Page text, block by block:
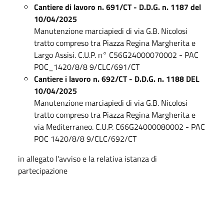
Cantiere di lavoro n. 691/CT - D.D.G. n. 1187 del
10/04/2025
Manutenzione marciapiedi di via G.B. Nicolosi
tratto compreso tra Piazza Regina Margherita e
Largo Assisi. C.U.P. n° C56G24000070002 - PAC
POC_1420/8/8 9/CLC/691/CT
Cantiere i lavoro n. 692/CT - D.D.G. n. 1188 DEL
10/04/2025
Manutenzione marciapiedi di via G.B. Nicolosi
tratto compreso tra Piazza Regina Margherita e
via Mediterraneo. C.U.P. C66G24000080002 - PAC
POC 1420/8/8 9/CLC/692/CT
in allegato l'avviso e la relativa istanza di
partecipazione